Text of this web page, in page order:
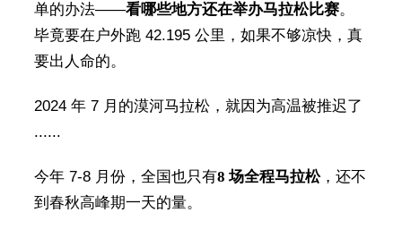
单的办法——看哪些地方还在举办马拉松比赛。
毕竟要在户外跑 42.195 公里，如果不够凉快，真
要出人命的。
2024 年 7 月的漠河马拉松，就因为高温被推迟了
......
今年 7-8 月份，全国也只有8 场全程马拉松，还不
到春秋高峰期一天的量。